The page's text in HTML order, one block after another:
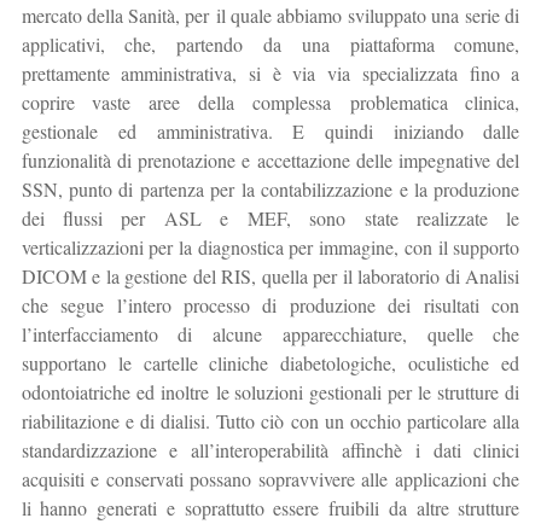
mercato della Sanità, per il quale abbiamo sviluppato una serie di
applicativi, che, partendo da una piattaforma comune,
prettamente amministrativa, si è via via specializzata fino a
coprire vaste aree della complessa problematica clinica,
gestionale ed amministrativa. E quindi iniziando dalle
funzionalità di prenotazione e accettazione delle impegnative del
SSN, punto di partenza per la contabilizzazione e la produzione
dei flussi per ASL e MEF, sono state realizzate le
verticalizzazioni per la diagnostica per immagine, con il supporto
DICOM e la gestione del RIS, quella per il laboratorio di Analisi
che segue l’intero processo di produzione dei risultati con
l’interfacciamento di alcune apparecchiature, quelle che
supportano le cartelle cliniche diabetologiche, oculistiche ed
odontoiatriche ed inoltre le soluzioni gestionali per le strutture di
riabilitazione e di dialisi. Tutto ciò con un occhio particolare alla
standardizzazione e all’interoperabilità affinchè i dati clinici
acquisiti e conservati possano sopravvivere alle applicazioni che
li hanno generati e soprattutto essere fruibili da altre strutture